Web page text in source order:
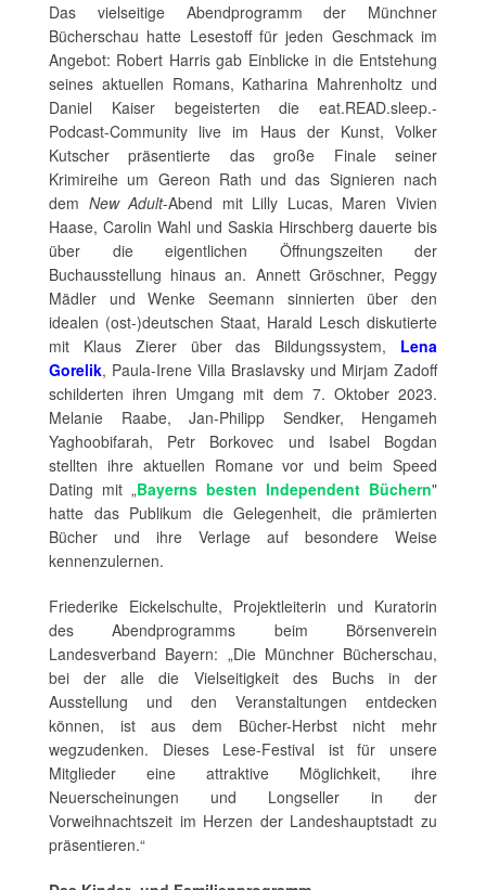
Das vielseitige Abendprogramm der Münchner
Bücherschau hatte Lesestoff für jeden Geschmack im
Angebot: Robert Harris gab Einblicke in die Entstehung
seines aktuellen Romans, Katharina Mahrenholtz und
Daniel Kaiser begeisterten die eat.READ.sleep.-
Podcast-Community live im Haus der Kunst, Volker
Kutscher präsentierte das große Finale seiner
Krimireihe um Gereon Rath und das Signieren nach
dem New Adult-Abend mit Lilly Lucas, Maren Vivien
Haase, Carolin Wahl und Saskia Hirschberg dauerte bis
über die eigentlichen Öffnungszeiten der
Buchausstellung hinaus an. Annett Gröschner, Peggy
Mädler und Wenke Seemann sinnierten über den
idealen (ost-)deutschen Staat, Harald Lesch diskutierte
mit Klaus Zierer über das Bildungssystem, Lena
Gorelik, Paula-Irene Villa Braslavsky und Mirjam Zadoff
schilderten ihren Umgang mit dem 7. Oktober 2023.
Melanie Raabe, Jan-Philipp Sendker, Hengameh
Yaghoobifarah, Petr Borkovec und Isabel Bogdan
stellten ihre aktuellen Romane vor und beim Speed
Dating mit „Bayerns besten Independent Büchern"
hatte das Publikum die Gelegenheit, die prämierten
Bücher und ihre Verlage auf besondere Weise
kennenzulernen.
Friederike Eickelschulte, Projektleiterin und Kuratorin
des Abendprogramms beim Börsenverein
Landesverband Bayern: „Die Münchner Bücherschau,
bei der alle die Vielseitigkeit des Buchs in der
Ausstellung und den Veranstaltungen entdecken
können, ist aus dem Bücher-Herbst nicht mehr
wegzudenken. Dieses Lese-Festival ist für unsere
Mitglieder eine attraktive Möglichkeit, ihre
Neuerscheinungen und Longseller in der
Vorweihnachtszeit im Herzen der Landeshauptstadt zu
präsentieren.“